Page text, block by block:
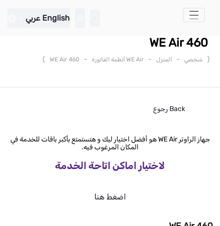
تخطي إلى المحتوى الرئيسي
English عربي
WE Air 460
( شخصي - المنزل - WE Air أنظمة الفاتورة -
WE Air 460
)
Back رجوع
جهاز الراوتر WE Air هو أفضل اختيار ليك و هتستمتع بأكبر باقات للخدمة في
المكان المرغوب فيه.
لاختيار اماكن اتاحة الخدمة
اضغط هنا